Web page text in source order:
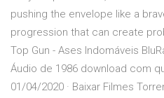
pushing the envelope like a
progression that can create
Top Gun - Ases Indomáveis
Áudio de 1986 download com
01/04/2020 · Baixar Filmes